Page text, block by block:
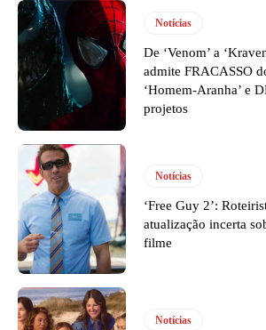
Notícias
De ‘Venom’ a
admite FRACASSO
‘Homem-Aranha’ e
projetos
Notícias
‘Free Guy 2’:
atualização incerta
filme
Notícias